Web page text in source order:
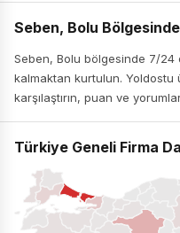
Seben, Bolu
Seben, Bolu bölgesinde 7/
kalmaktan kurtulun. Yoldostu
karşılaştırın, puan ve
Türkiye Geneli Firma